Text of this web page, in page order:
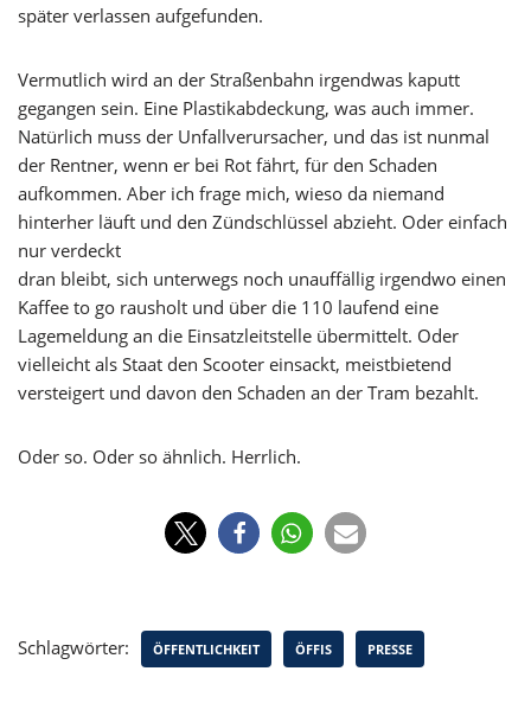
später verlassen aufgefunden.
Vermutlich wird an der Straßenbahn irgendwas kaputt
gegangen sein. Eine Plastikabdeckung, was auch immer.
Natürlich muss der Unfallverursacher, und das ist nunmal
der Rentner, wenn er bei Rot fährt, für den Schaden
aufkommen. Aber ich frage mich, wieso da niemand
hinterher läuft und den Zündschlüssel abzieht. Oder einfach
nur verdeckt
dran bleibt, sich unterwegs noch unauffällig irgendwo einen
Kaffee to go rausholt und über die 110 laufend eine
Lagemeldung an die Einsatzleitstelle übermittelt. Oder
vielleicht als Staat den Scooter einsackt, meistbietend
versteigert und davon den Schaden an der Tram bezahlt.
Oder so. Oder so ähnlich. Herrlich.
Schlagwörter: ÖFFENTLICHKEIT ÖFFIS PRESSE